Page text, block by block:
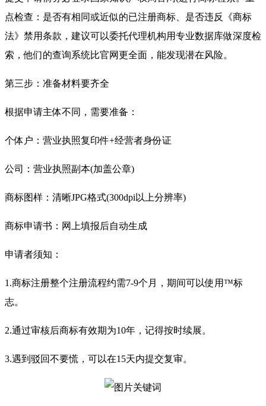
点检查：是否有相同或近似的已注册商标、是否违反《商标
法》禁用条款，建议可以委托代理机构用专业数据库做深度检
索，他们的查询系统比官网更全面，能发现潜在风险。
第三步：准备材料要齐全
根据申请主体不同，需要准备：
个体户：营业执照复印件+经营者身份证
公司：营业执照副本(加盖公章)
商标图样：清晰JPG格式(300dpi以上分辨率)
商标申请书：网上填报后自动生成
申请者须知：
1.商标注册整个注册流程约需7-9个月，期间可以使用™标
志。
2.通过审核后商标有效期为10年，记得按时续展。
3.遇到驳回不要慌，可以在15天内提交复审。